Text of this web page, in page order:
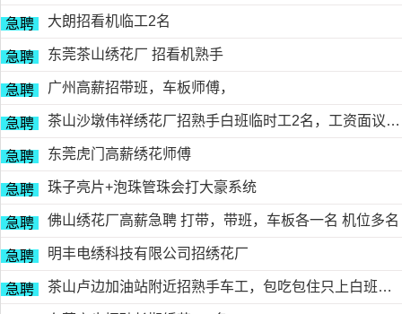
急聘 大朗招看机临工2名
急聘 东莞茶山绣花厂 招看机熟手
急聘 广州高薪招带班，车板师傅，
急聘 茶山沙墩伟祥绣花厂招熟手白班临时工2名，工资面议，包吃住有的请电18676754153黎生
急聘 东莞虎门高薪绣花师傅
急聘 珠子亮片+泡珠管珠会打大豪系统
急聘 佛山绣花厂高薪急聘 打带，带班，车板各一名 机位多名
急聘 明丰电绣科技有限公司招绣花厂
急聘 茶山卢边加油站附近招熟手车工，包吃包住只上白班，工资面议有的请电德胜13546915117